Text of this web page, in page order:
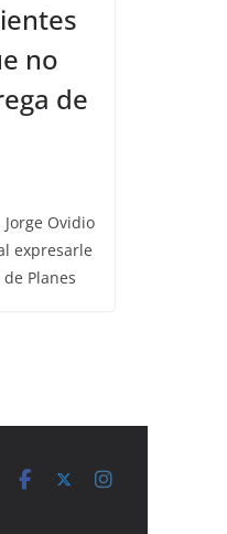
no
de
Ovidio
expresarle
Planes